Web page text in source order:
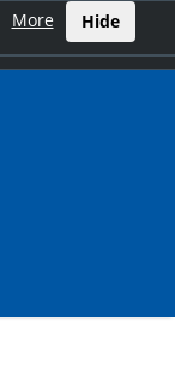
More Hide